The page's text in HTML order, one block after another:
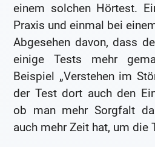
einem solchen Hörtest.
Praxis und einmal bei
Abgesehen davon, dass
einige Tests mehr
Beispiel „Verstehen im
der Test dort auch den
ob man mehr Sorgfalt
auch mehr Zeit hat, um die